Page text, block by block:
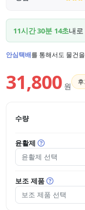
11시간 30분 13초내
안심택배를 통해서도 물건
31,800 원
수량
윤활제
윤활제 선택
보조 제품
보조 제품 선택